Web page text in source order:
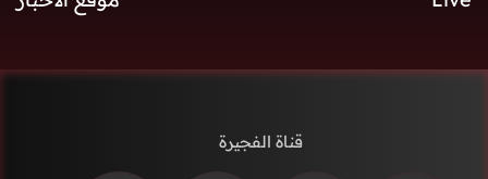
قناة الفجيرة